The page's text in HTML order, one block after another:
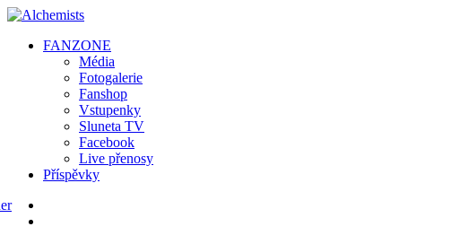
FANZONE
Média
Fotogalerie
Fanshop
Vstupenky
Sluneta TV
Facebook
Live přenosy
Příspěvky